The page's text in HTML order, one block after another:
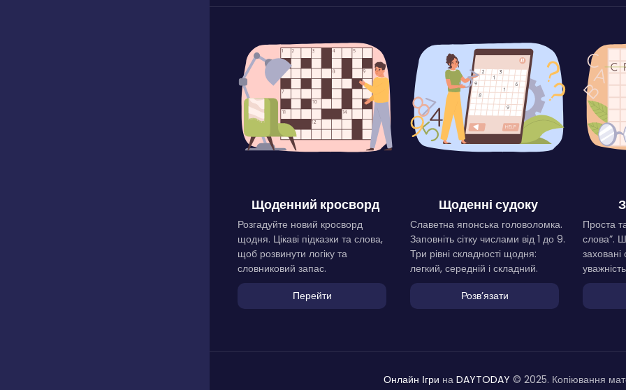
Щоденний кросворд
Розгадуйте новий кросворд
щодня. Цікаві підказки та слова,
щоб розвинути логіку та
словниковий запас.
Перейти
Щоденні судоку
Славетна японська головоломка.
Заповніть сітку числами від 1 до 9.
Три рівні складності щодня:
легкий, середній і складний.
Розвʼязати
Проста
слова”.
заховані
Онлайн Ігри на DAYTODAY © 2025. Копіювання